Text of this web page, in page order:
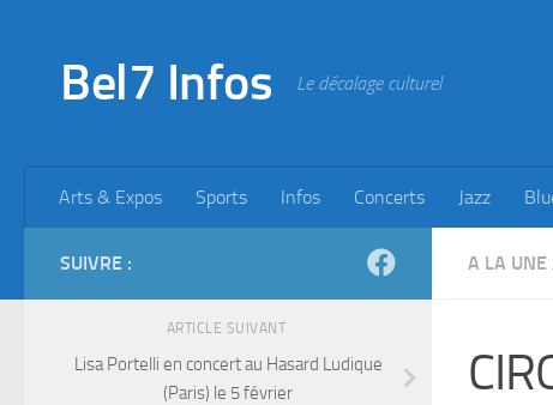
Bel7 Infos Le décalage culturel
Arts & Expos Sports Infos Concerts Jazz
A LA UNE
SUIVRE :
ARTICLE SUIVANT
Lisa Portelli en concert au Hasard Ludique
(Paris) le 5 février